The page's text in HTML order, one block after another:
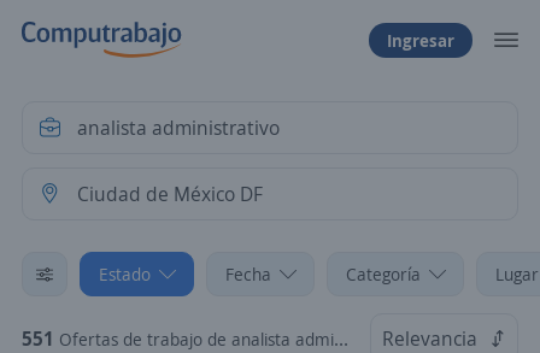
Ingresar
Estado Fecha Categoría
551 Ofertas de trabajo de analista administrativo en Ciudad de México DF Relevancia